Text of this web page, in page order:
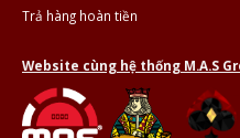
Trả hàng hoàn tiền
Website cùng hệ thống M.A.S